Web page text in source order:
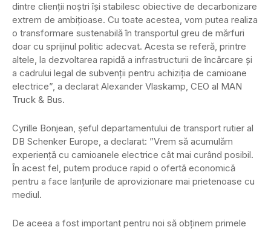
dintre clienții noștri își stabilesc obiective de decarbonizare
extrem de ambițioase. Cu toate acestea, vom putea realiza
o transformare sustenabilă în transportul greu de mărfuri
doar cu sprijinul politic adecvat. Acesta se referă, printre
altele, la dezvoltarea rapidă a infrastructurii de încărcare și
a cadrului legal de subvenții pentru achiziția de camioane
electrice”, a declarat Alexander Vlaskamp, ​​CEO al MAN
Truck & Bus.
Cyrille Bonjean, șeful departamentului de transport rutier al
DB Schenker Europe, a declarat: ”Vrem să acumulăm
experiență cu camioanele electrice cât mai curând posibil.
În acest fel, putem produce rapid o ofertă economică
pentru a face lanțurile de aprovizionare mai prietenoase cu
mediul.
De aceea a fost important pentru noi să obținem primele